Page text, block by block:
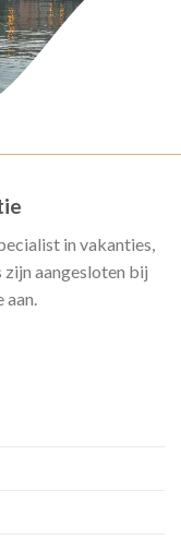
in vakanties,
zijn aangesloten bij